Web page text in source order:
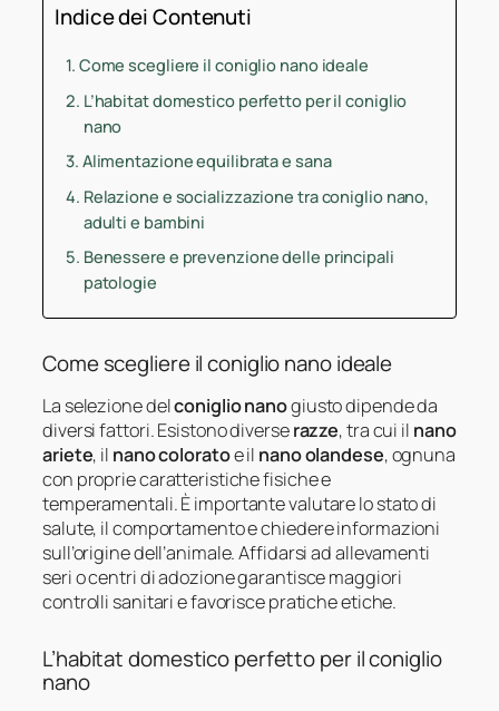
Indice dei Contenuti
Come scegliere il coniglio nano ideale
L’habitat domestico perfetto per il coniglio
nano
Alimentazione equilibrata e sana
Relazione e socializzazione tra coniglio nano,
adulti e bambini
Benessere e prevenzione delle principali
patologie
Come scegliere il coniglio nano ideale
La selezione delconiglio nanogiusto dipende da
diversi fattori. Esistono diverserazze, tra cui il nano
ariete, il nano coloratoe il nano olandese, ognuna
con proprie caratteristiche fisiche e
temperamentali. È importante valutare lo stato di
salute, il comportamento e chiedere informazioni
sull’origine dell’animale. Affidarsi ad allevamenti
seri o centri di adozione garantisce maggiori
controlli sanitari e favorisce pratiche etiche.
L’habitat domestico perfetto per il coniglio
nano